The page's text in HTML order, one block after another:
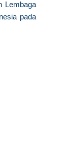
Lembaga
pada